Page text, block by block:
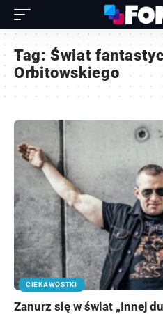
Tag:Świat
Orbitowskiego
CIEKAWOSTKI
Zanurz się w świat „Innej